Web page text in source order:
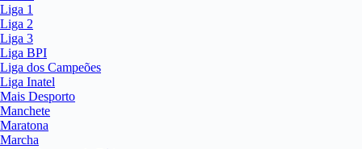
Liga 1
Liga 2
Liga 3
Liga BPI
Liga dos Campeões
Liga Inatel
Mais Desporto
Manchete
Maratona
Marcha